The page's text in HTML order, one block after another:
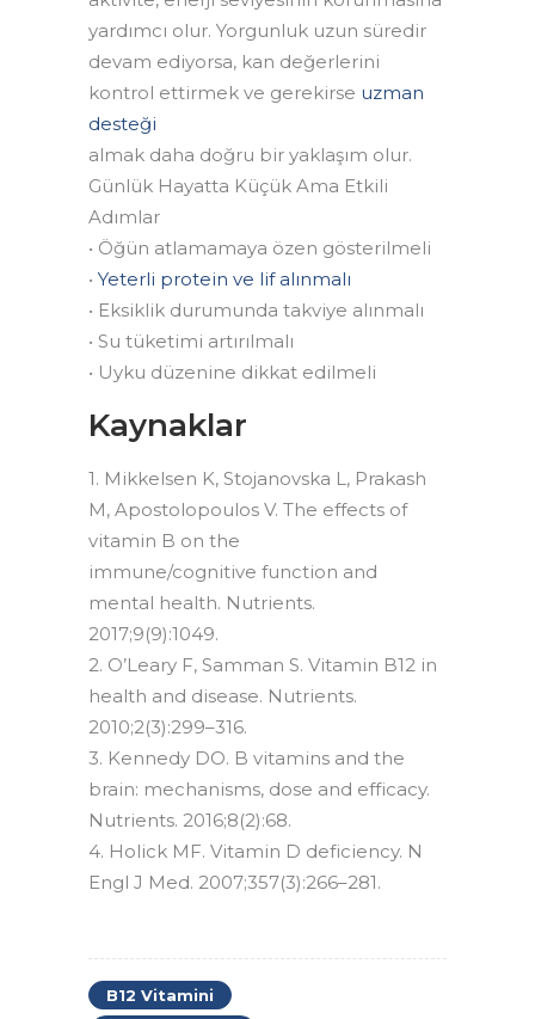
yardımcı olur. Yorgunluk uzun süredir
devam ediyorsa, kan değerlerini
kontrol ettirmek ve gerekirse uzman
desteği
almak daha doğru bir yaklaşım olur.
Günlük Hayatta Küçük Ama Etkili
Adımlar
• Öğün atlamamaya özen gösterilmeli
• Yeterli protein ve lif alınmalı
• Eksiklik durumunda takviye alınmalı
• Su tüketimi artırılmalı
• Uyku düzenine dikkat edilmeli
Kaynaklar
1. Mikkelsen K, Stojanovska L, Prakash
M, Apostolopoulos V. The effects of
vitamin B on the
immune/cognitive function and
mental health. Nutrients.
2017;9(9):1049.
2. O’Leary F, Samman S. Vitamin B12 in
health and disease. Nutrients.
2010;2(3):299–316.
3. Kennedy DO. B vitamins and the
brain: mechanisms, dose and efficacy.
Nutrients. 2016;8(2):68.
4. Holick MF. Vitamin D deficiency. N
Engl J Med. 2007;357(3):266–281.
B12 Vitamini